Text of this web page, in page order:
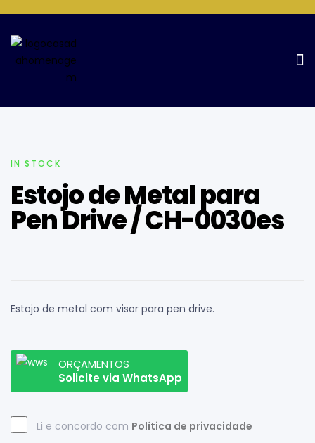
Home Page
IN STOCK
Estojo de Metal para
Pen Drive / CH-0030es
Estojo de metal com visor para pen drive.
ORÇAMENTOS
Solicite via WhatsApp
Li e concordo com Política de privacidade